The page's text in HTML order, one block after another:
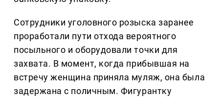
Сотрудники уголовного розыска заранее
проработали пути отхода вероятного
посыльного и оборудовали точки для
захвата. В момент, когда прибывшая на
встречу женщина приняла муляж, она была
задержана с поличным. Фигурантку